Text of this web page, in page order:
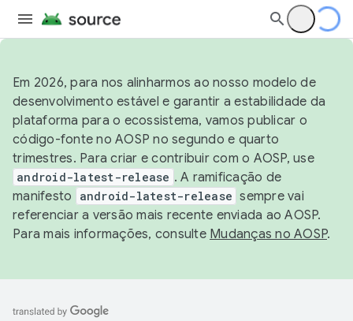
Em 2026, para nos alinharmos ao nosso modelo de
desenvolvimento estável e garantir a estabilidade da
plataforma para o ecossistema, vamos publicar o
código-fonte no AOSP no segundo e quarto
trimestres. Para criar e contribuir com o AOSP, use
android-latest-release . A ramificação de
manifesto
android-latest-release sempre vai
referenciar a versão mais recente enviada ao AOSP.
Para mais informações, consulte Mudanças no AOSP.